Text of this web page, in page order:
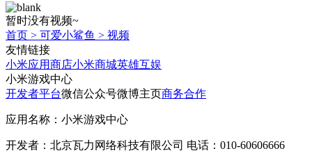
暂时没有视频~
首页 > 可爱小鲨鱼 > 视频
友情链接
小米应用商店小米商城英雄互娱
小米游戏中心
开发者平台微信公众号微博主页商务合作
应用名称：小米游戏中心
开发者：北京瓦力网络科技有限公司 电话：010-60606666